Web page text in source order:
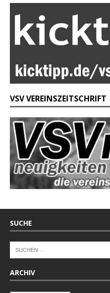
VSV VEREINSZEITSCHRIFT
SUCHE
ARCHIV